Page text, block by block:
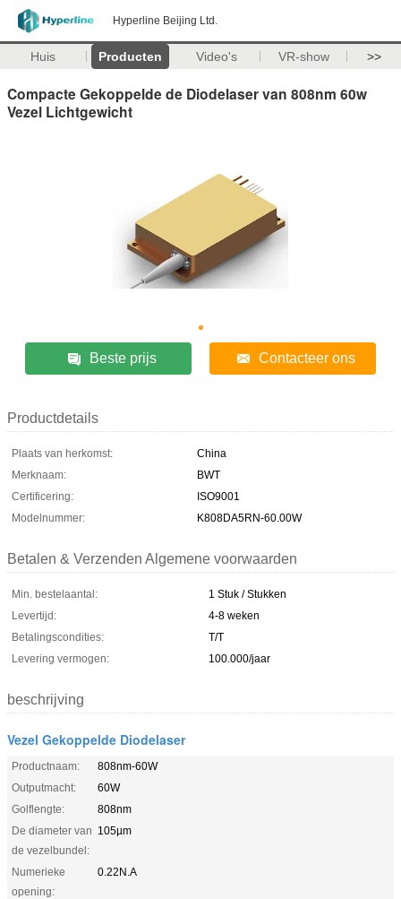
Hyperline Beijing Ltd.
Huis Producten Video's VR-show >>
Compacte Gekoppelde de Diodelaser van 808nm 60w
Vezel Lichtgewicht
Beste prijs Contacteer ons
Productdetails
Plaats van herkomst:
China
Merknaam:
BWT
Certificering:
ISO9001
Modelnummer:
K808DA5RN-60.00W
Betalen & Verzenden Algemene voorwaarden
Min. bestelaantal:
1 Stuk / Stukken
Levertijd:
4-8 weken
Betalingscondities:
T/T
Levering vermogen:
100.000/jaar
beschrijving
Vezel Gekoppelde Diodelaser
Productnaam:
808nm-60W
Outputmacht:
60W
Golflengte:
808nm
De diameter van
de vezelbundel:
105µm
Numerieke
opening:
0.22N.A